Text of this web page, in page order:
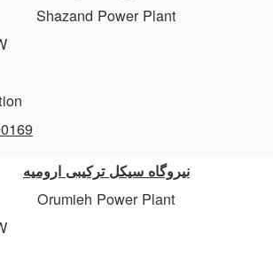
Shazand Power Plant
نیروگاه سیکل ترکیبی ارومیه
Orumieh Power Plant